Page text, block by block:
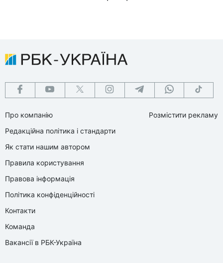
Про компанію
Редакційна політика і стандарти
Як стати нашим автором
Правила користування
Правова інформація
Політика конфіденційності
Контакти
Команда
Вакансії в РБК-Україна
Розмістити рекламу